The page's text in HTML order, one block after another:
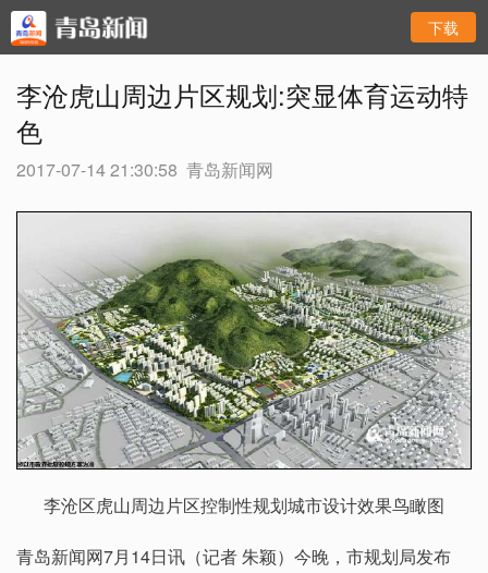
下载
李沧虎山周边片区规划:突显体育运动特
色
2017-07-14 21:30:58 青岛新闻网
李沧区虎山周边片区控制性规划城市设计效果鸟瞰图
青岛新闻网7月14日讯（记者 朱颖）今晚，市规划局发布